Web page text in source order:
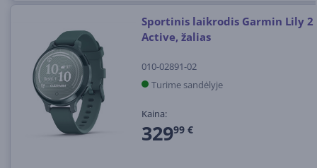
Sportinis laikrodis Garmin Lily 2
Active, žalias
010-02891-02
Turime sandėlyje
Kaina:
32999 €